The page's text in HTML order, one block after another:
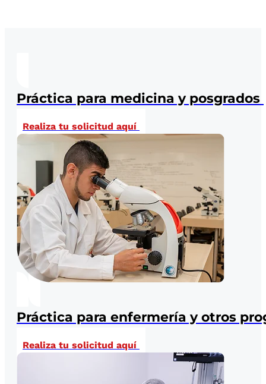
Práctica para medicina y posgrados
Realiza tu solicitud aquí
Práctica para enfermería y otros
Realiza tu solicitud aquí